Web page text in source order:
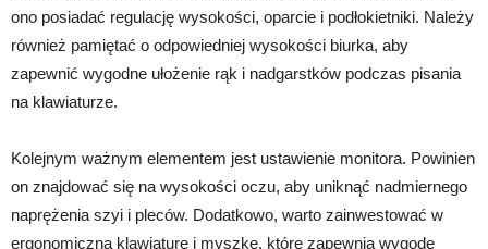
ono posiadać regulację wysokości, oparcie i podłokietniki. Należy
również pamiętać o odpowiedniej wysokości biurka, aby
zapewnić wygodne ułożenie rąk i nadgarstków podczas pisania
na klawiaturze.
Kolejnym ważnym elementem jest ustawienie monitora. Powinien
on znajdować się na wysokości oczu, aby uniknąć nadmiernego
naprężenia szyi i pleców. Dodatkowo, warto zainwestować w
ergonomiczną klawiaturę i myszkę, które zapewnią wygodę